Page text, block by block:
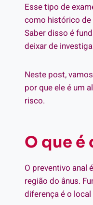
Esse tipo de
como histórico de
Saber disso é
deixar de
Neste post,
por que ele é um
risco.
O que é
O preventivo anal
região do ânus.
diferença é o